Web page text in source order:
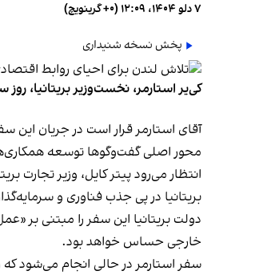
۷ دلو ۱۴۰۴، ۱۲:۰۹ (‎+۰ گرینویچ)
پخش نسخه شنیداری
کی‌یر استارمر، نخست‌وزیر بریتانیا، روز سه‌شنبه، ۷ دلو برای نخستین سفر رسمی راهی چین می‌شود. این نخستین سفر یک رهبر بریتانیا از
آقای استارمر قرار است در جریان
محور اصلی گفت‌وگوها توسعه
انتظار می‌رود پیتر کایل، وزیر تجارت
بریتانیا در پی جذب فناوری و
دولت بریتانیا این سفر را مبتنی بر
خارجی حساس خواهد بود.
سفر استارمر در حالی انجام می‌شود